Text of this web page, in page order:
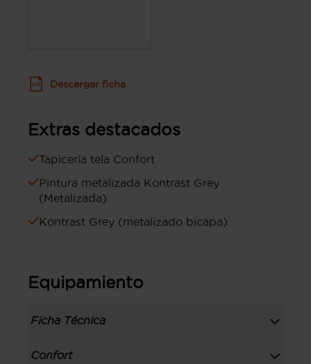
Descargar ficha
Extras destacados
Tapicería tela Confort
Pintura metalizada Kontrast Grey
(Metalizada)
Kontrast Grey (metalizado bicapa)
Equipamiento
Ficha Técnica
Información de la versión: número última
Confort